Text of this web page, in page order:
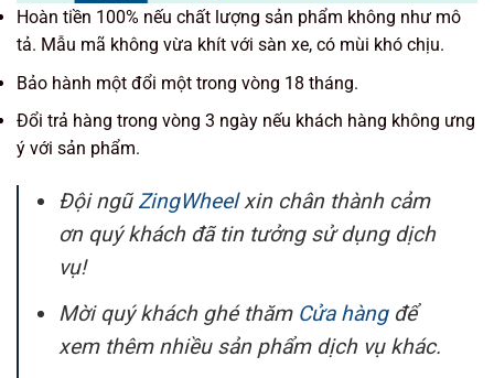
Hoàn tiền 100% nếu chất lượng sản phẩm không như mô
tả. Mẫu mã không vừa khít với sàn xe, có mùi khó chịu.
Bảo hành một đổi một trong vòng 18 tháng.
Đổi trả hàng trong vòng 3 ngày nếu khách hàng không ưng
ý với sản phẩm.
Đội ngũ ZingWheelxin chân thành cảm
ơn quý khách đã tin tưởng sử dụng dịch
vụ!
Mời quý khách ghé thăm Cửa hàngđể
xem thêm nhiều sản phẩm dịch vụ khác.